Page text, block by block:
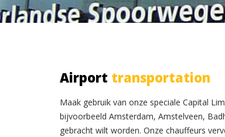
Airport transportation
Maak gebruik van onze speciale Capital
bijvoorbeeld Amsterdam, Amstelveen,
gebracht wilt worden. Onze chauffeurs